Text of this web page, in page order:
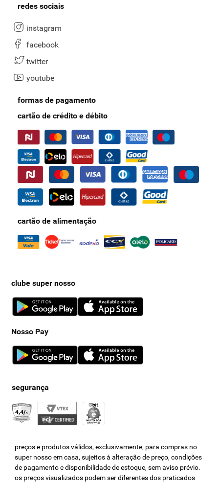
redes sociais
instagram
facebook
twitter
youtube
formas de pagamento
cartão de crédito e débito
cartão de alimentação
clube super nosso
Nosso Pay
preços e produtos válidos, exclusivamente, para compras no
super nosso em casa, sujeitos à alteração de preço, condições
de pagamento e disponibilidade de estoque, sem aviso prévio.
os preços visualizados podem ser diferentes dos praticados